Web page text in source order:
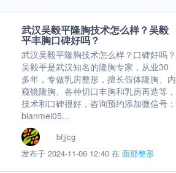
武汉吴毅平隆胸技术怎么样？吴毅
平丰胸口碑好吗？
武汉吴毅平隆胸技术怎么样？口碑好吗？
吴毅平是武汉知名的隆胸专家，从业30
多年，专做乳房整形，擅长假体隆胸、内
窥镜隆胸、各种切口丰胸和乳房再造等，
技术和口碑很好，咨询预约添加微信号：
bianmei05...
bfjjcg
发布于 2024-11-06 12:40 在 面部整形